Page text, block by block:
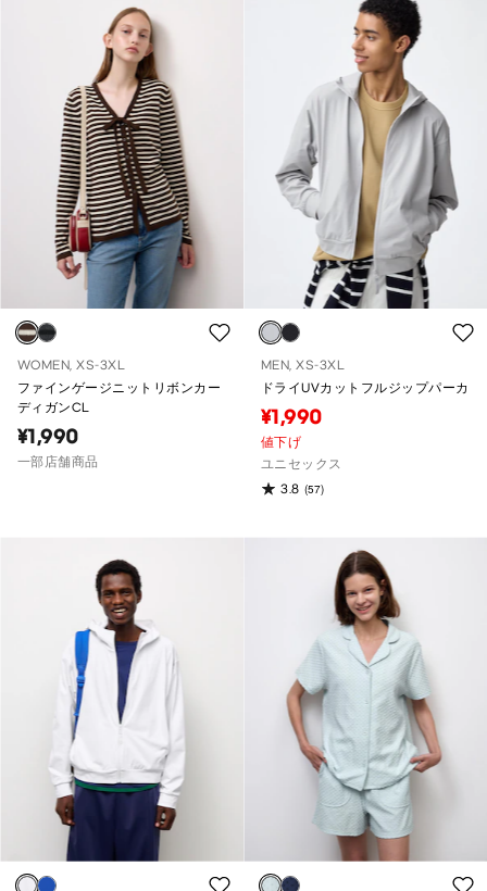
WOMEN, XS-3XL
ファインゲージニットリボンカー
ディガンCL
¥1,990
一部店舗商品
MEN, XS-3XL
ドライUVカットフルジップパーカ
¥1,990
値下げ
ユニセックス
3.8 (57)